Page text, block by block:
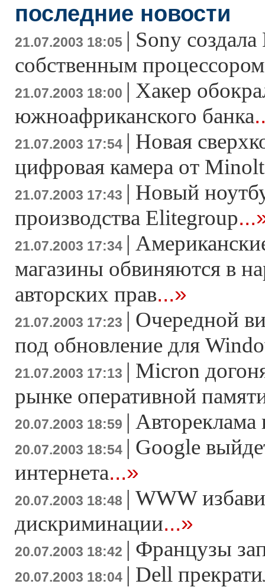
последние новости
21.07.2003 18:05 | Sony
собственным процессором
21.07.2003 18:00 | Хакер
южноафриканского банка
21.07.2003 17:54 | Новая
цифровая камера от
21.07.2003 17:43 | Новый
производства Elitegroup
21.07.2003 17:34 |
магазины обвиняются в
авторских прав...»
21.07.2003 17:23 | Очередной
под обновление для
21.07.2003 17:13 | Micron
рынке оперативной
20.07.2003 18:59 | Автореклама
20.07.2003 18:54 | Google
интернета...»
20.07.2003 18:48 | WWW
дискриминации...»
20.07.2003 18:42 | Французы
20.07.2003 18:04 | Dell